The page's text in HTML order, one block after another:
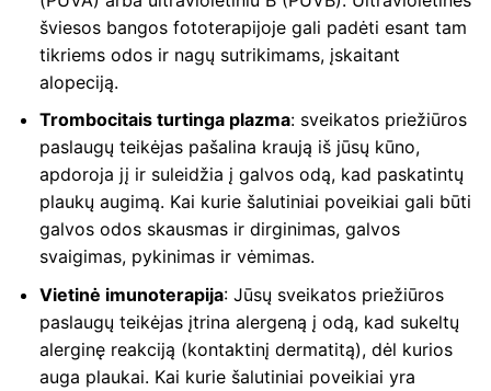
šviesos bangos fototerapijoje gali padėti esant tam
tikriems odos ir nagų sutrikimams, įskaitant
alopeciją.
Trombocitais turtinga plazma: sveikatos priežiūros
paslaugų teikėjas pašalina kraują iš jūsų kūno,
apdoroja jį ir suleidžia į galvos odą, kad paskatintų
plaukų augimą. Kai kurie šalutiniai poveikiai gali būti
galvos odos skausmas ir dirginimas, galvos
svaigimas, pykinimas ir vėmimas.
Vietinė imunoterapija: Jūsų sveikatos priežiūros
paslaugų teikėjas įtrina alergeną į odą, kad sukeltų
alerginę reakciją (kontaktinį dermatitą), dėl kurios
auga plaukai. Kai kurie šalutiniai poveikiai yra